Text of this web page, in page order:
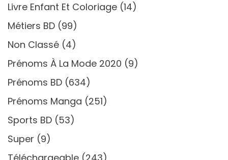
Livre Enfant Et Coloriage (14)
Métiers BD (99)
Non Classé (4)
Prénoms À La Mode 2020 (9)
Prénoms BD (634)
Prénoms Manga (251)
Sports BD (53)
Super (9)